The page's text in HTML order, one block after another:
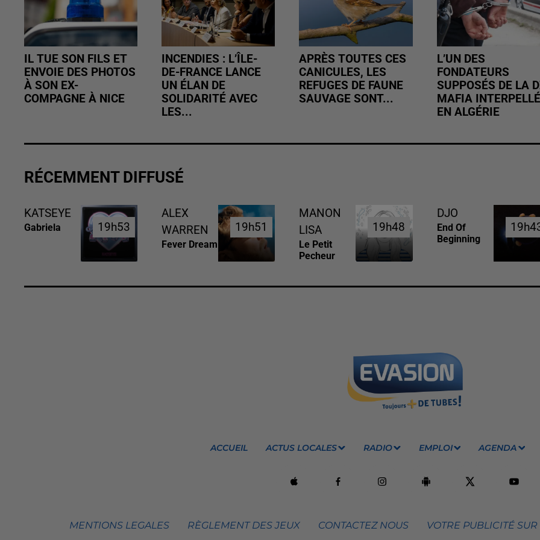
IL TUE SON FILS ET
ENVOIE DES PHOTOS
À SON EX-
COMPAGNE À NICE
INCENDIES : L’ÎLE-
DE-FRANCE LANCE
UN ÉLAN DE
SOLIDARITÉ AVEC
LES...
APRÈS TOUTES CES
CANICULES, LES
REFUGES DE FAUNE
SAUVAGE SONT...
L’UN DES
FONDATEURS
SUPPOSÉS DE LA
MAFIA INTERPELLÉ
EN ALGÉRIE
RÉCEMMENT DIFFUSÉ
KATSEYE
Gabriela 19h53
19h53
ALEX
WARREN
Fever Dream
19h51
19h51
MANON
LISA
Le Petit
Pecheur
19h48
19h48
DJO
End Of
Beginning
ACCUEIL ACTUS LOCALES RADIO EMPLOI AGENDA
MENTIONS LEGALES RÈGLEMENT DES JEUX CONTACTEZ NOUS VOTRE PUBLICITÉ